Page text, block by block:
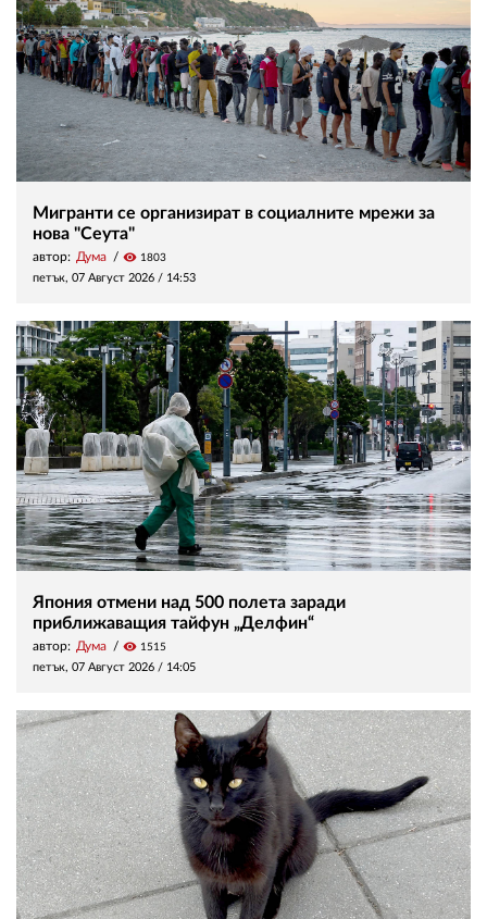
Мигранти се организират в социалните мрежи за
нова "Сеута"
автор: Дума visibility 1803
петък, 07 Август 2026 / 14:53
Япония отмени над 500 полета заради
приближаващия тайфун „Делфин“
автор: Дума visibility 1515
петък, 07 Август 2026 / 14:05